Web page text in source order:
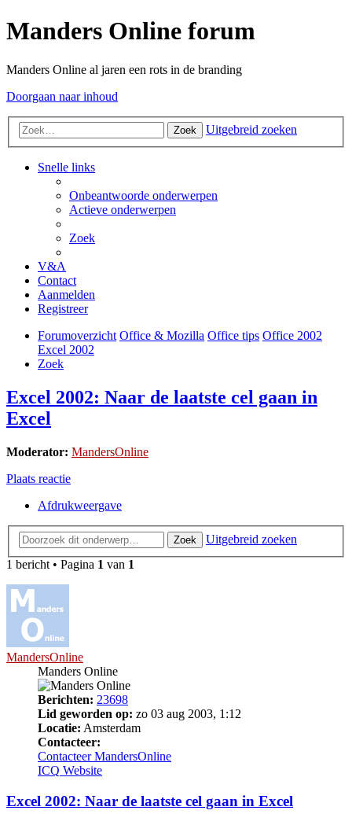
Manders Online forum
Manders Online al jaren een rots in de branding
Doorgaan naar inhoud
Zoek Uitgebreid zoeken
Snelle links
Onbeantwoorde onderwerpen
Actieve onderwerpen
Zoek
V&A
Contact
Aanmelden
Registreer
Forumoverzicht Office & Mozilla Office tips Office 2002
Excel 2002
Zoek
Excel 2002: Naar de laatste cel gaan in
Excel
Moderator: MandersOnline
Plaats reactie
Afdrukweergave
Zoek
Uitgebreid zoeken
1 bericht • Pagina 1 van 1
MandersOnline
Manders Online
Berichten: 23698
Lid geworden op: zo 03 aug 2003, 1:12
Locatie: Amsterdam
Contacteer:
Contacteer MandersOnline
ICQ Website
Excel 2002: Naar de laatste cel gaan in Excel